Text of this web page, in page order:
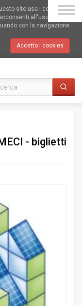
sito usa i cookies.
all'uso dei
con la navigazione
Accetto i cookies
- biglietti